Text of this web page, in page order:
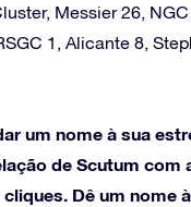
Messier 26,
1, Alicante 8,
um nome à sua
de Scutum com
Dê um nome